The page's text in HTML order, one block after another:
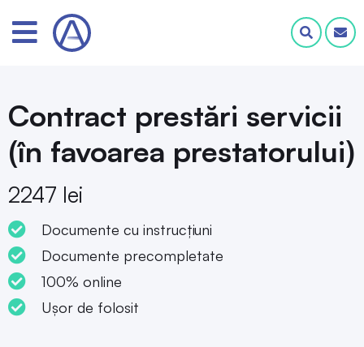
Contract prestări servicii
(în favoarea prestatorului)
2247 lei
Documente cu instrucțiuni
Documente precompletate
100% online
Ușor de folosit